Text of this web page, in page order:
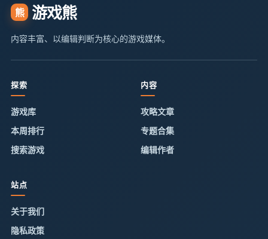
熊 游戏熊
内容丰富、以编辑判断为核心的游戏媒体。
探索
游戏库
本周排行
搜索游戏
内容
攻略文章
专题合集
编辑作者
站点
关于我们
隐私政策